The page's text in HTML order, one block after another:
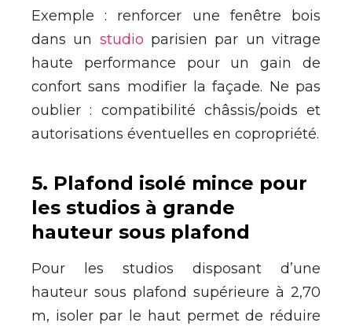
Exemple : renforcer une fenêtre bois
dans un studio parisien par un vitrage
haute performance pour un gain de
confort sans modifier la façade. Ne pas
oublier : compatibilité châssis/poids et
autorisations éventuelles en copropriété.
5. Plafond isolé mince pour
les studios à grande
hauteur sous plafond
Pour les studios disposant d’une
hauteur sous plafond supérieure à 2,70
m, isoler par le haut permet de réduire